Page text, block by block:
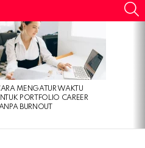
MENGATUR WAKTU
PORTFOLIO CAREER
BURNOUT